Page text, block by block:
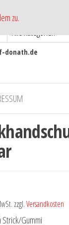
donath.de
zzgl.Versandkosten
Strick/Gummi
zu.